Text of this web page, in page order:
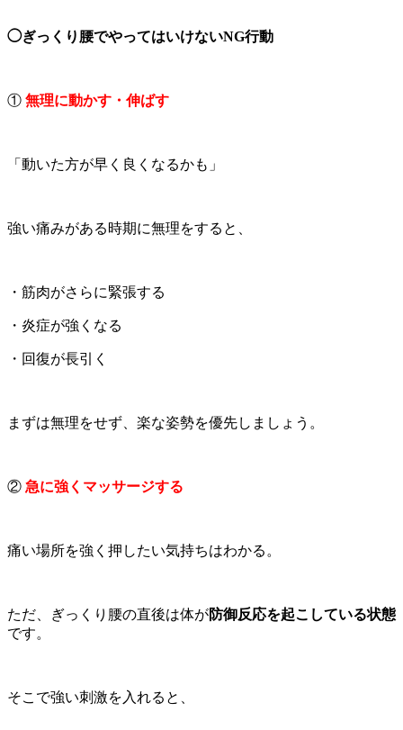
◯ぎっくり腰でやってはいけないNG行動
① 無理に動かす・伸ばす
「動いた方が早く良くなるかも」
強い痛みがある時期に無理をすると、
・筋肉がさらに緊張する
・炎症が強くなる
・回復が長引く
まずは無理をせず、楽な姿勢を優先しましょう。
② 急に強くマッサージする
痛い場所を強く押したい気持ちはわかる。
ただ、ぎっくり腰の直後は体が防御反応を起こしている状態
です。
そこで強い刺激を入れると、